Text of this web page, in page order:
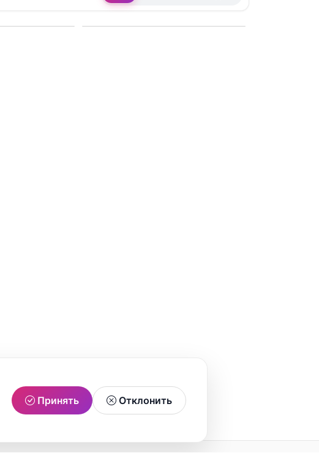
Принять Отклонить